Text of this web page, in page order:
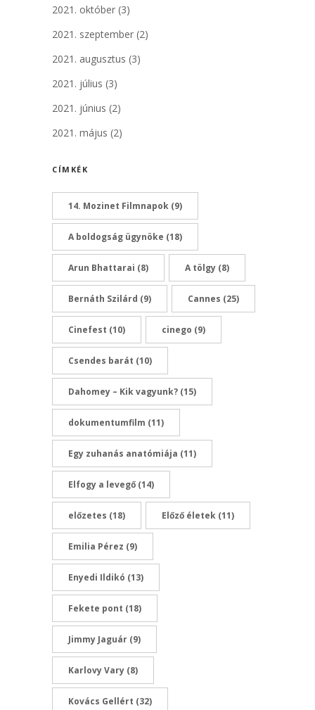
2021. október (3)
2021. szeptember (2)
2021. augusztus (3)
2021. július (3)
2021. június (2)
2021. május (2)
CÍMKÉK
14. Mozinet Filmnapok (9)
A boldogság ügynöke (18)
Arun Bhattarai (8) A tölgy (8)
Bernáth Szilárd (9) Cannes (25)
Cinefest (10) cinego (9)
Csendes barát (10)
Dahomey – Kik vagyunk? (15)
dokumentumfilm (11)
Egy zuhanás anatómiája (11)
Elfogy a levegő (14)
előzetes (18) Előző életek (11)
Emilia Pérez (9)
Enyedi Ildikó (13)
Fekete pont (18)
Jimmy Jaguár (9)
Karlovy Vary (8)
Kovács Gellért (32)